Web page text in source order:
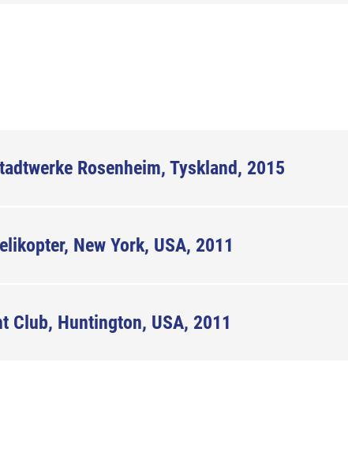
Rosenheim, Tyskland, 2015
New York, USA, 2011
Club, Huntington, USA, 2011